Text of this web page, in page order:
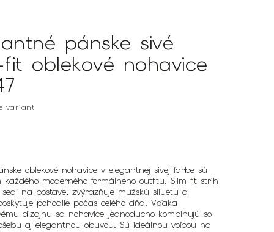
pánske sivé
fit oblekové nohavice
variant
oblekové nohavice v elegantnej sivej farbe sú
každého moderného formálneho outfitu. Slim fit strih
sedí na postave, zvýrazňuje mužskú siluetu a
pohodlie počas celého dňa. Vďaka
dizajnu sa nohavice jednoducho kombinujú so
aj elegantnou obuvou. Sú ideálnou voľbou na